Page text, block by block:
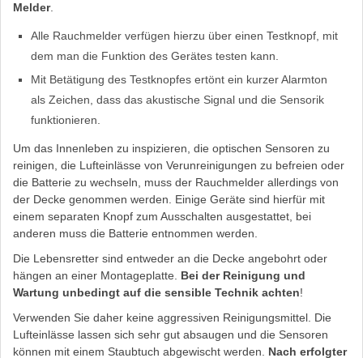
Melder.
Alle Rauchmelder verfügen hierzu über einen Testknopf, mit
dem man die Funktion des Gerätes testen kann.
Mit Betätigung des Testknopfes ertönt ein kurzer Alarmton
als Zeichen, dass das akustische Signal und die Sensorik
funktionieren.
Um das Innenleben zu inspizieren, die optischen Sensoren zu
reinigen, die Lufteinlässe von Verunreinigungen zu befreien oder
die Batterie zu wechseln, muss der Rauchmelder allerdings von
der Decke genommen werden. Einige Geräte sind hierfür mit
einem separaten Knopf zum Ausschalten ausgestattet, bei
anderen muss die Batterie entnommen werden.
Die Lebensretter sind entweder an die Decke angebohrt oder
hängen an einer Montageplatte. Bei der Reinigung und
Wartung unbedingt auf die sensible Technik achten!
Verwenden Sie daher keine aggressiven Reinigungsmittel. Die
Lufteinlässe lassen sich sehr gut absaugen und die Sensoren
können mit einem Staubtuch abgewischt werden. Nach erfolgter